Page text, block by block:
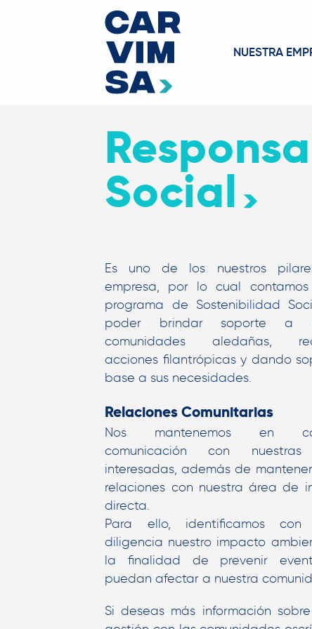
NUESTRA
Social
Es uno de los nuestros
empresa, por lo cual
programa de Sostenibilidad
poder brindar soporte a
comunidades aledañas,
acciones filantrópicas y dando
base a sus necesidades.
Relaciones Comunitarias
Nos mantenemos en
comunicación con
interesadas, además de
relaciones con nuestra área de
directa.
Para ello, identificamos con
diligencia nuestro impacto
la finalidad de prevenir
puedan afectar a nuestra
Si deseas más información